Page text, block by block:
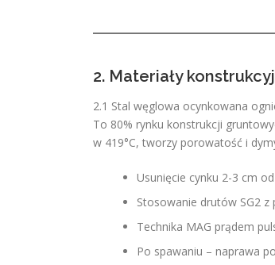
2. Materiały
2.1 Stal węglowa ocynkowana
To 80% rynku konstrukcji
w 419°C, tworzy porowatość i
Usunięcie cynku 2-3 cm
Stosowanie drutów SG2 z
Technika MAG prądem
Po spawaniu – naprawa